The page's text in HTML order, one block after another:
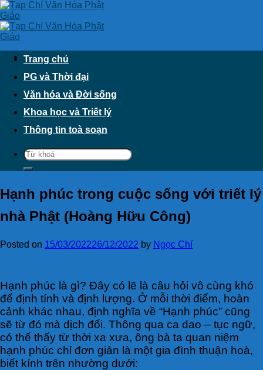
Skip
to
content
Trang chủ
PG và Thời đại
Văn hóa và Đời sống
Khoa học và Triết lý
Thông tin toà soạn
Hạnh phúc trong cuộc sống với triết lý
nhà Phật (Hoàng Hữu Công)
Posted on 15/03/202226/12/2022 by Ngọc Chí
Hạnh phúc là gì? Đây có lẽ là câu hỏi vô cùng khó
để định tính và định lượng. Ở mỗi thời điểm, hoàn
cảnh khác nhau, định nghĩa về “Hạnh phúc” cũng
sẽ từ đó mà dịch đổi. Thông qua ca dao – tục ngữ,
có thể thấy từ thời xa xưa, ông bà ta quan niệm
hạnh phúc chỉ đơn giản là một gia đình thuận hoà,
biết kính trên nhường dưới: